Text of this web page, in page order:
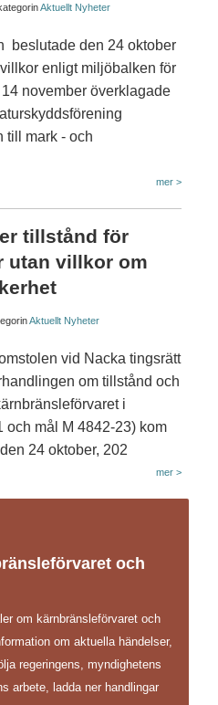
Aktuellt Nyheter
beslutade den 24 oktober
enligt miljöbalken för
november överklagade
till mark - och
mer >
tillstånd för
utan villkor om
Aktuellt Nyheter
vid Nacka tingsrätt
om tillstånd och
i
och mål M 4842-23) kom
24 oktober, 202
mer >
och
om kärnbränsleförvaret och
om aktuella händelser,
regeringens, myndighetens
arbete, ladda ner handlingar